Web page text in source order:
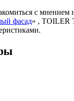
с мнением
фасад» , TOILER